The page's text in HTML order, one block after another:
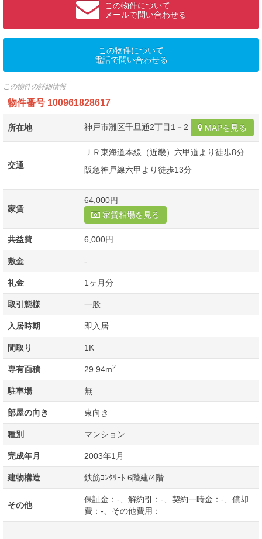
この物件について
メールで問い合わせる
この物件について
電話で問い合わせる
この物件の詳細情報
物件番号 100961828617
所在地 神戸市灘区千旦通2丁目1－2 MAPを見る
交通
ＪＲ東海道本線（近畿）六甲道より徒歩8分
阪急神戸線六甲より徒歩13分
家賃
64,000円
家賃相場を見る
共益費 6,000円
敷金 -
礼金 1ヶ月分
取引態様 一般
入居時期 即入居
間取り 1K
専有面積 29.94m2
駐車場 無
部屋の向き 東向き
種別 マンション
完成年月 2003年1月
建物構造 鉄筋ｺﾝｸﾘｰﾄ 6階建/4階
その他
保証金：-、解約引：-、契約一時金：-、償却
費：-、その他費用：